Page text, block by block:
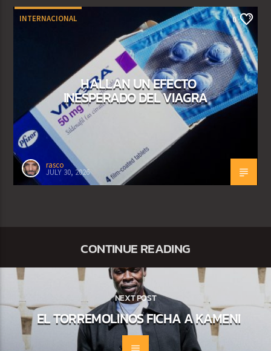
INTERNACIONAL 0
HALLAN UN EFECTO
INESPERADO DEL VIAGRA
rasco
JULY 30, 2026
CONTINUE READING
NEXT POST
EL TORREMOLINOS FICHA A KAMENI